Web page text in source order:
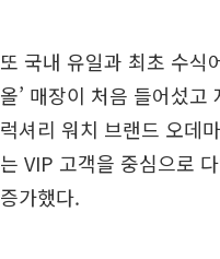
또 국내 유일과 최초 수식
올’ 매장이 처음 들어섰
럭셔리 워치 브랜드 오데
는 VIP 고객을 중심으로
증가했다.